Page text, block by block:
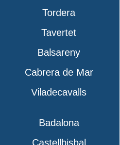
Tordera
Tavertet
Balsareny
Cabrera de Mar
Viladecavalls
Badalona
Castellbisbal